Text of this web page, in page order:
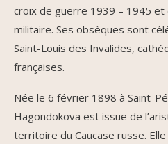
croix de guerre 1939 – 1945 et
militaire. Ses obsèques sont
Saint-Louis des Invalides,
françaises.
Née le 6 février 1898 à Saint-
Hagondokova est issue de
territoire du Caucase russe.